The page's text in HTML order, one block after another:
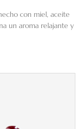
con miel, aceite
un aroma relajante y